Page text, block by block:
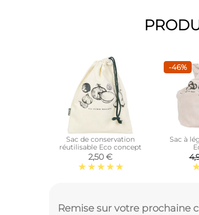
Sac de conservation
réutilisable Eco concept
2,50 €
-46%
Sac à
Remise sur votre prochaine